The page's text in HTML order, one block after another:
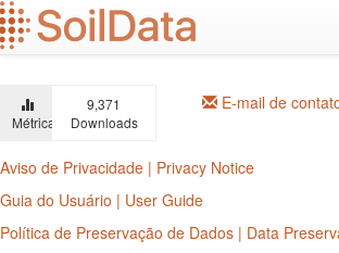
Ir
para
o
principal
Métricas
9,371
Downloads
E-mail de
Aviso de Privacidade | Privacy Notice
Guia do Usuário | User Guide
Política de Preservação de Dados | Data